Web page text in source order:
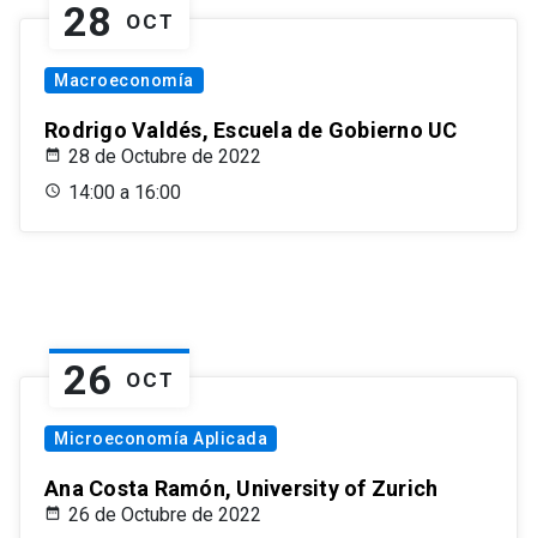
28 OCT
Macroeconomía
Rodrigo Valdés, Escuela de Gobierno UC
28 de Octubre de 2022
14:00 a 16:00
26 OCT
Microeconomía Aplicada
Ana Costa Ramón, University of Zurich
26 de Octubre de 2022